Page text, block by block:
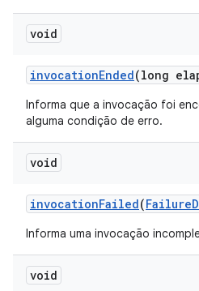
void
invocationEnded(long
Informa que a invocação foi
alguma condição de erro.
void
invocationFailed(Failure
Informa uma invocação
void